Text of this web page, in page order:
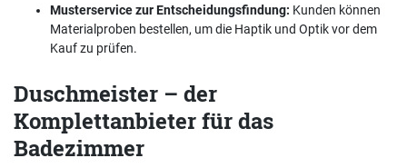
Musterservice zur Entscheidungsfindung: Kunden können
Materialproben bestellen, um die Haptik und Optik vor dem
Kauf zu prüfen.
Duschmeister – der
Komplettanbieter für das
Badezimmer